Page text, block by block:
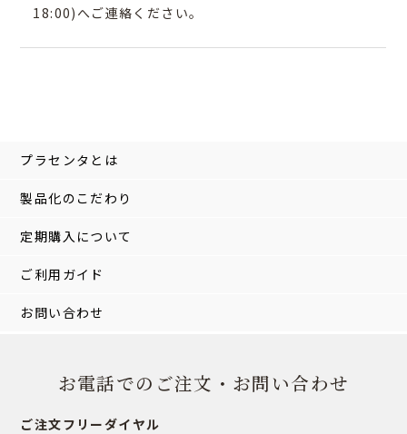
18:00)へご連絡ください。
プラセンタとは
製品化のこだわり
定期購入について
ご利用ガイド
お問い合わせ
お電話でのご注文・お問い合わせ
ご注文フリーダイヤル